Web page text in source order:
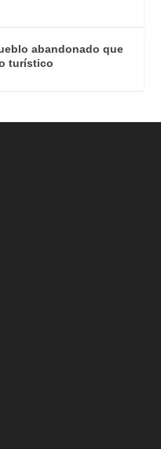
abandonado que
turístico